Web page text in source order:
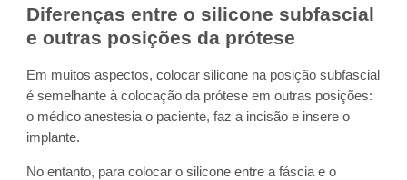
Diferenças entre o silicone subfascial
e outras posições da prótese
Em muitos aspectos, colocar silicone na posição subfascial
é semelhante à colocação da prótese em outras posições:
o médico anestesia o paciente, faz a incisão e insere o
implante.
No entanto, para colocar o silicone entre a fáscia e o